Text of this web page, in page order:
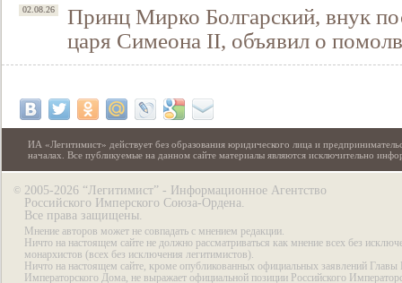
02.08.26
Принц Мирко Болгарский, внук
царя Симеона II, объявил о
ИА «Легитимист» действует без образования юридического лица и
началах. Все публикуемые на данном сайте материалы являются исключительно
© 2005-2026 “Легитимист” - Информационное Агентство
Российского Имперского Союза-Ордена.
Все права защищены.
Мнение авторов может не совпадать с мнением редакции.
Ничто на настоящем сайте не должно рассматриваться как мнение всех без
монархистов (всех без исключения легитимистов).
Ничто на настоящем сайте, кроме опубликованных официальных заявлений Главы
Императорского Дома, не выражает официальной позиции Российского